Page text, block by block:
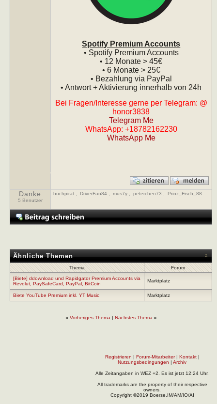
Spotify Premium Accounts
• Spotify Premium Accounts
• 12 Monate > 45€
• 6 Monate > 25€
• Bezahlung via PayPal
• Antwort + Aktivierung innerhalb von 24h
Bei Fragen/Interesse gerne per Telegram: @
honor3838
Telegram Me
WhatsApp: +18782162230
WhatsApp Me
Danke
5 Benutzer
buchpirat DriverFan84 mus7y peterchen73 Prinz_Fisch_88
Ähnliche Themen
Thema
Forum
[Biete] ddownload und Rapidgator Premium Accounts via
Revolut, PaySafeCard, PayPal, BitCoin
Marktplatz
Biete YouTube Premium inkl. YT Music Marktplatz
« Vorheriges Thema | Nächstes Thema »
Registrieren | Forum-Mitarbeiter| Kontakt|
Nutzungsbedingungen | Archiv
Alle Zeitangaben in WEZ +2. Es ist jetzt 12:24 Uhr.
All trademarks are the property of their respective
owners.
Copyright ©2019 Boerse.IM/AM/IO/AI